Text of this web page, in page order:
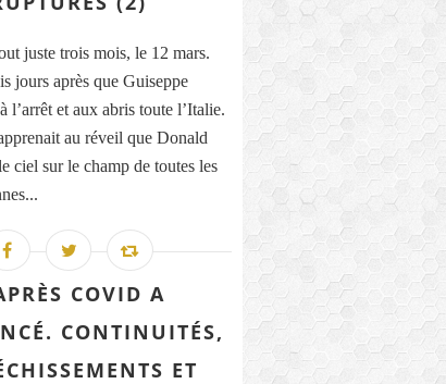
juste trois mois, le 12 mars.
jours après que Guiseppe
l’arrêt et aux abris toute l’Italie.
au réveil que Donald
ciel sur le champ de toutes les
COVID A
CONTINUITÉS,
ET